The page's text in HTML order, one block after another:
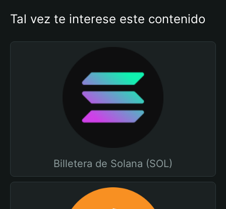
Tal vez te interese este contenido
Billetera de Solana (SOL)